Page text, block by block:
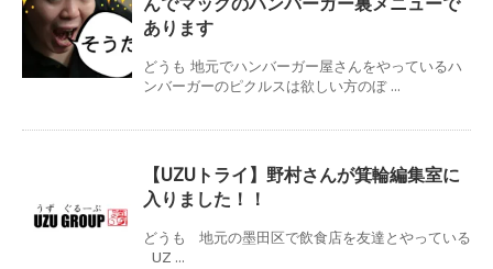
あります
どうも 地元でハンバーガー屋さんをやっているハ
ンバーガーのピクルスは欲しい方のぼ ...
【UZUトライ】野村さんが箕輪編集室に
入りました！！
どうも 地元の墨田区で飲食店を友達とやっている
UZ ...